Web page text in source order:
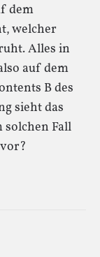
dem
welcher
Alles in
auf dem
B des
sieht das
solchen Fall